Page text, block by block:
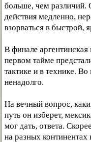
больше, чем различий.
действия медленно,
взорваться в быстрой,
В финале
первом тайме
тактике и в технике.
ненадолго.
На вечный вопрос,
путь он изберет,
мог дать, ответа.
на разных